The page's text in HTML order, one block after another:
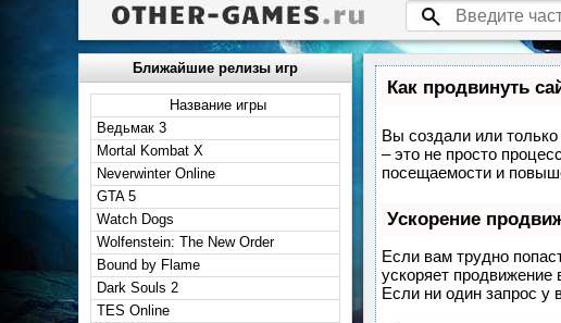
Как продвинуть
Вы создали или только
– это не просто
посещаемости и
Ускорение
Если вам трудно
ускоряет продвижение
Если ни один запрос у
Ближайшие релизы игр
Название игры
Ведьмак 3
Mortal Kombat X
Neverwinter Online
GTA 5
Watch Dogs
Wolfenstein: The New Order
Bound by Flame
Dark Souls 2
TES Online